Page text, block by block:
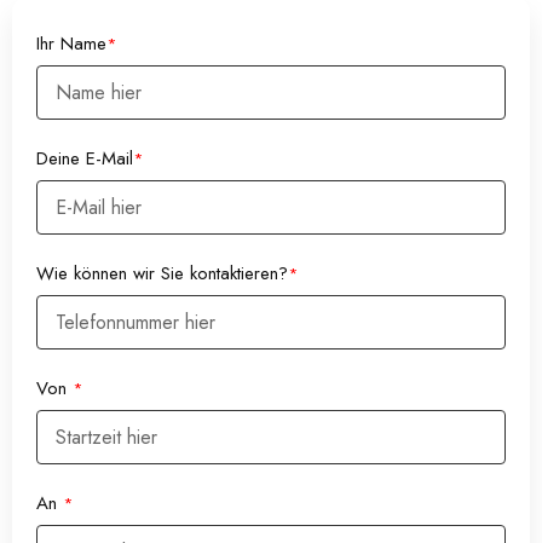
Ihr Name*
Deine E-Mail*
Wie können wir Sie kontaktieren?*
Von *
An *